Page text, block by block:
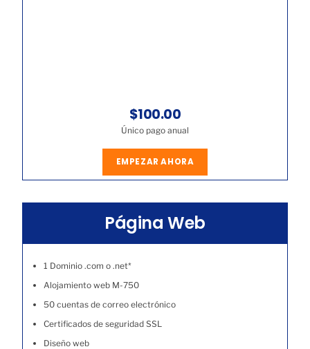
$100.00
Único pago anual
EMPEZAR AHORA
Página Web
1 Dominio .com o .net*
Alojamiento web M-750
50 cuentas de correo electrónico
Certificados de seguridad SSL
Diseño web